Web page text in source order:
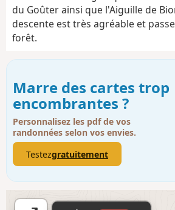
du Goûter ainsi que l'Aiguille de
descente est très agréable et
forêt.
Marre des cartes trop
encombrantes ?
Personnalisez les pdf de vos
randonnées selon vos envies.
Testezgratuitement